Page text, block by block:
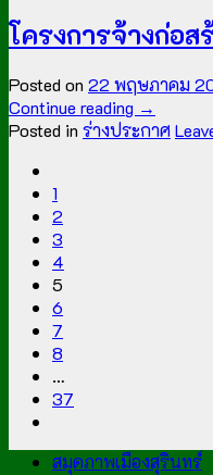
โครงการจ้างก่อ
Posted on 22 พฤษภาคม
Continue reading →
Posted in ร่างประกาศ
1
2
3
4
5
6
7
8
…
37
สมุดภาพเมืองสุรินทร์